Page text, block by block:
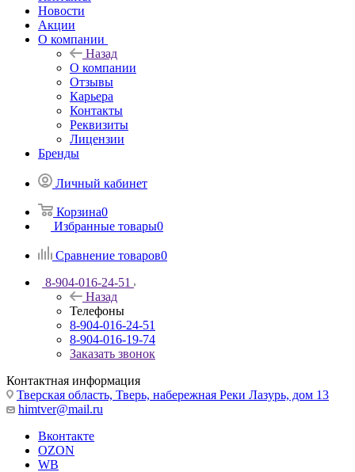
Новости
Акции
О компании
Назад
О компании
Отзывы
Карьера
Контакты
Реквизиты
Лицензии
Бренды
Личный кабинет
Корзина0
Избранные товары0
Сравнение товаров0
8-904-016-24-51
Назад
Телефоны
8-904-016-24-51
8-904-016-19-74
Заказать звонок
Контактная информация
Тверская область, Тверь, набережная Реки Лазурь, дом 13
himtver@mail.ru
Вконтакте
OZON
WB